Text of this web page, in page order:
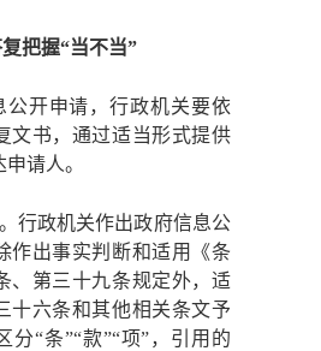
把握“当不当”
公开申请，行政机关要依
文书，通过适当形式提供
请人。
行政机关作出政府信息公
作出事实判断和适用《条
、第三十九条规定外，适
十六条和其他相关条文予
分“条”“款”“项”，引用的